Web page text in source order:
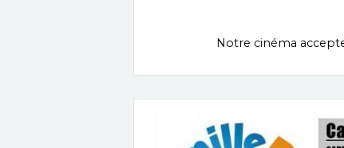
Notre cinéma